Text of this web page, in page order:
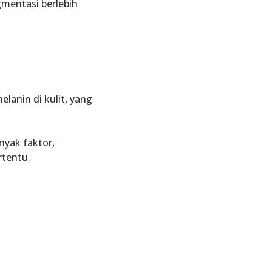
berlebih
di kulit, yang
faktor,
.